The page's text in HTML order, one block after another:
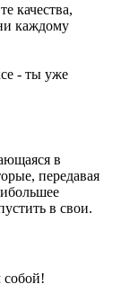
качества,
каждому
- ты уже
в
передавая
в свои.
собой!